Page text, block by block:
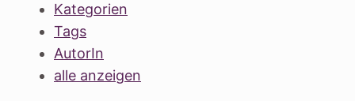
Kategorien
Tags
AutorIn
alle anzeigen